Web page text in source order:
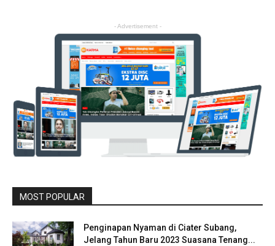
- Advertisement -
MOST POPULAR
Penginapan Nyaman di Ciater Subang,
Jelang Tahun Baru 2023 Suasana Tenang...